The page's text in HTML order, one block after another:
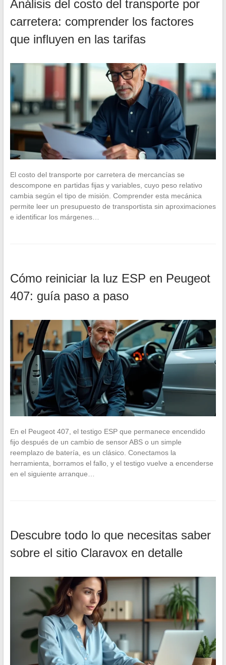
Análisis del costo del transporte por
carretera: comprender los factores
que influyen en las tarifas
El costo del transporte por carretera de mercancías se
descompone en partidas fijas y variables, cuyo peso relativo
cambia según el tipo de misión. Comprender esta mecánica
permite leer un presupuesto de transportista sin aproximaciones
e identificar los márgenes…
Cómo reiniciar la luz ESP en Peugeot
407: guía paso a paso
En el Peugeot 407, el testigo ESP que permanece encendido
fijo después de un cambio de sensor ABS o un simple
reemplazo de batería, es un clásico. Conectamos la
herramienta, borramos el fallo, y el testigo vuelve a encenderse
en el siguiente arranque…
Descubre todo lo que necesitas saber
sobre el sitio Claravox en detalle